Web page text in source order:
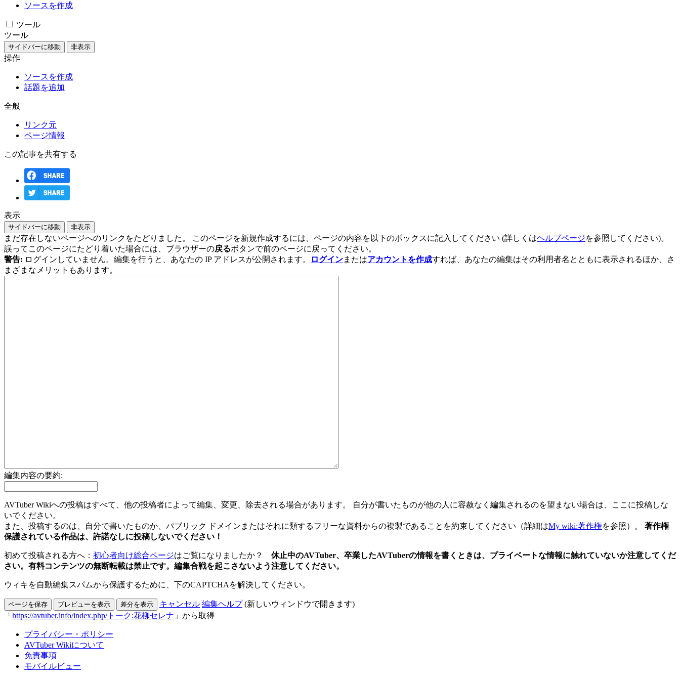
ソースを作成
ツール
ツール
サイドバーに移動 非表示
操作
ソースを作成
話題を追加
全般
リンク元
ページ情報
この記事を共有する
表示
サイドバーに移動 非表示
まだ存在しないページへのリンクをたどりました。 このページを新規作成するには、ページの内容を以下のボックスに記入してください (詳しくはヘルプページを参照してください)。
誤ってこのページにたどり着いた場合には、ブラウザーの戻るボタンで前のページに戻ってください。
警告: ログインしていません。編集を行うと、あなたの IP アドレスが公開されます。 ログインまたはアカウントを作成すれば、あなたの編集はその利用者名とともに表示されるほか、さ
まざまなメリットもあります。
編集内容の要約:
AVTuber Wikiへの投稿はすべて、他の投稿者によって編集、変更、除去される場合があります。 自分が書いたものが他の人に容赦なく編集されるのを望まない場合は、ここに投稿しな
いでください。
また、投稿するのは、自分で書いたものか、パブリック ドメインまたはそれに類するフリーな資料からの複製であることを約束してください（詳細はMy wiki:著作権を参照）。 著作権
保護されている作品は、許諾なしに投稿しないでください！
初めて投稿される方へ： 初心者向け総合ページはご覧になりましたか？ 休止中のAVTuber、卒業したAVTuberの情報を書くときは、プライベートな情報に触れていないか注意してくだ
さい。有料コンテンツの無断転載は禁止です。編集合戦を起こさないよう注意してください。
ウィキを自動編集スパムから保護するために、下のCAPTCHAを解決してください。
キャンセル 編集ヘルプ(新しいウィンドウで開きます)
「 https://avtuber.info/index.php/トーク:花柳セレナ 」から取得
プライバシー・ポリシー
AVTuber Wikiについて
免責事項
モバイルビュー